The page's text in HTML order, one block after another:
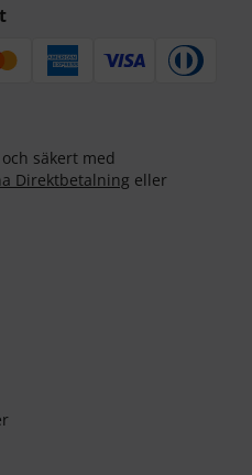
säkert med
Direktbetalning eller